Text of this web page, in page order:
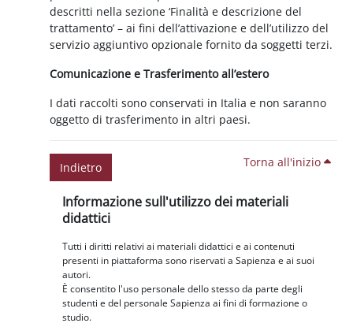
descritti nella sezione ‘Finalità e descrizione del
trattamento’ – ai fini dell’attivazione e dell’utilizzo del
servizio aggiuntivo opzionale fornito da soggetti terzi.
Comunicazione e Trasferimento all’estero
I dati raccolti sono conservati in Italia e non saranno
oggetto di trasferimento in altri paesi.
Indietro Torna all'inizio
Blocchi
Informazione sull'utilizzo dei materiali
didattici
Tutti i diritti relativi ai materiali didattici e ai contenuti
presenti in piattaforma sono riservati a Sapienza e ai suoi
autori.
È consentito l'uso personale dello stesso da parte degli
studenti e del personale Sapienza ai fini di formazione o
studio.